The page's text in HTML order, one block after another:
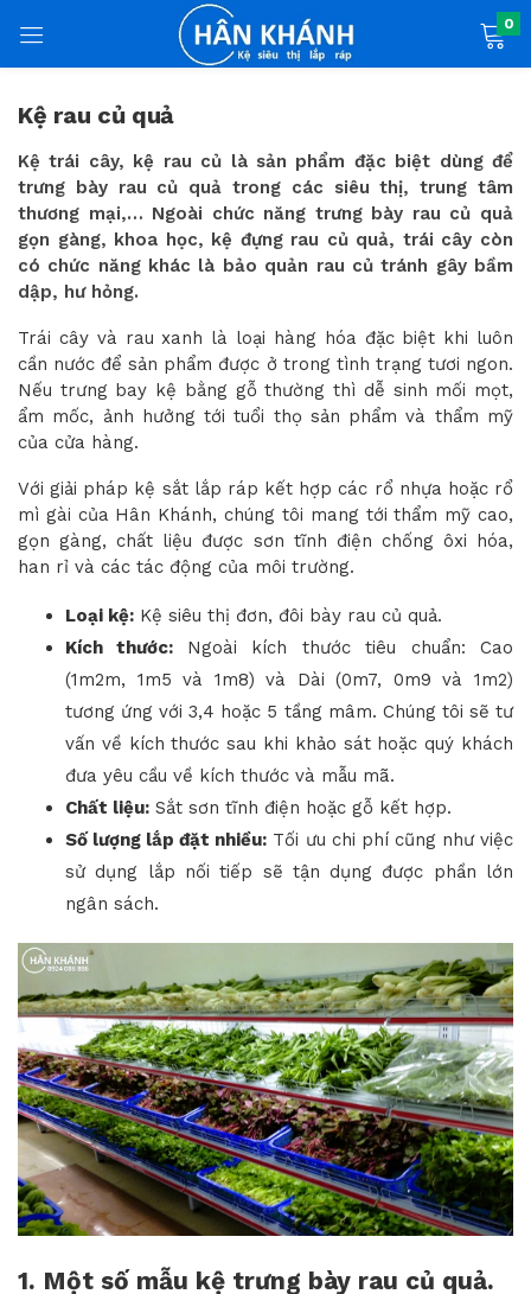
0
Kệ rau củ quả
Kệ trái cây, kệ rau củ là sản phẩm đặc biệt dùng để
trưng bày rau củ quả trong các siêu thị, trung tâm
thương mại,… Ngoài chức năng trưng bày rau củ quả
gọn gàng, khoa học, kệ đựng rau củ quả, trái cây còn
có chức năng khác là bảo quản rau củ tránh gây bầm
dập, hư hỏng.
Trái cây và rau xanh là loại hàng hóa đặc biệt khi luôn
cần nước để sản phẩm được ở trong tình trạng tươi ngon.
Nếu trưng bay kệ bằng gỗ thường thì dễ sinh mối mọt,
ẩm mốc, ảnh hưởng tới tuổi thọ sản phẩm và thẩm mỹ
của cửa hàng.
Với giải pháp kệ sắt lắp ráp kết hợp các rổ nhựa hoặc rổ
mì gài của Hân Khánh, chúng tôi mang tới thẩm mỹ cao,
gọn gàng, chất liệu được sơn tĩnh điện chống ôxi hóa,
han rỉ và các tác động của môi trường.
Loại kệ: Kệ siêu thị đơn, đôi bày rau củ quả.
Kích thước: Ngoài kích thước tiêu chuẩn: Cao
(1m2m, 1m5 và 1m8) và Dài (0m7, 0m9 và 1m2)
tương ứng với 3,4 hoặc 5 tầng mâm. Chúng tôi sẽ tư
vấn về kích thước sau khi khảo sát hoặc quý khách
đưa yêu cầu về kích thước và mẫu mã.
Chất liệu: Sắt sơn tĩnh điện hoặc gỗ kết hợp.
Số lượng lắp đặt nhiều: Tối ưu chi phí cũng như việc
sử dụng lắp nối tiếp sẽ tận dụng được phần lớn
ngân sách.
1. Một số mẫu kệ trưng bày rau củ quả.